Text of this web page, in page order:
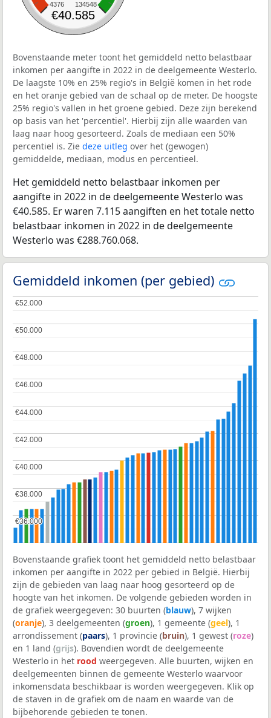
4376 134548
€40.585
Bovenstaande meter toont het gemiddeld netto belastbaar
inkomen per aangifte in 2022 in de deelgemeente Westerlo.
De laagste 10% en 25% regio's in België komen in het rode
en het oranje gebied van de schaal op de meter. De hoogste
25% regio's vallen in het groene gebied. Deze zijn berekend
op basis van het 'percentiel'. Hierbij zijn alle waarden van
laag naar hoog gesorteerd. Zoals de mediaan een 50%
percentiel is. Zie deze uitleg over het (gewogen)
gemiddelde, mediaan, modus en percentieel.
Het gemiddeld netto belastbaar inkomen per
aangifte in 2022 in de deelgemeente Westerlo was
€40.585. Er waren 7.115 aangiften en het totale netto
belastbaar inkomen in 2022 in de deelgemeente
Westerlo was €288.760.068.
Gemiddeld inkomen (per gebied)
€36.000
€36.000
€38.000
€38.000
€40.000
€40.000
€42.000
€42.000
€44.000
€44.000
€46.000
€46.000
€48.000
€48.000
€50.000
€50.000
€52.000
€52.000
Bovenstaande grafiek toont het gemiddeld netto belastbaar
inkomen per aangifte in 2022 per gebied in België. Hierbij
zijn de gebieden van laag naar hoog gesorteerd op de
hoogte van het inkomen. De volgende gebieden worden in
de grafiek weergegeven: 30 buurten (blauw), 7 wijken
(oranje), 3 deelgemeenten (groen), 1 gemeente (geel), 1
arrondissement (paars), 1 provincie (bruin), 1 gewest (roze)
en 1 land (grijs). Bovendien wordt de deelgemeente
Westerlo in het rood weergegeven. Alle buurten, wijken en
deelgemeenten binnen de gemeente Westerlo waarvoor
inkomensdata beschikbaar is worden weergegeven. Klik op
de staven in de grafiek om de naam en waarde van de
bijbehorende gebieden te tonen.